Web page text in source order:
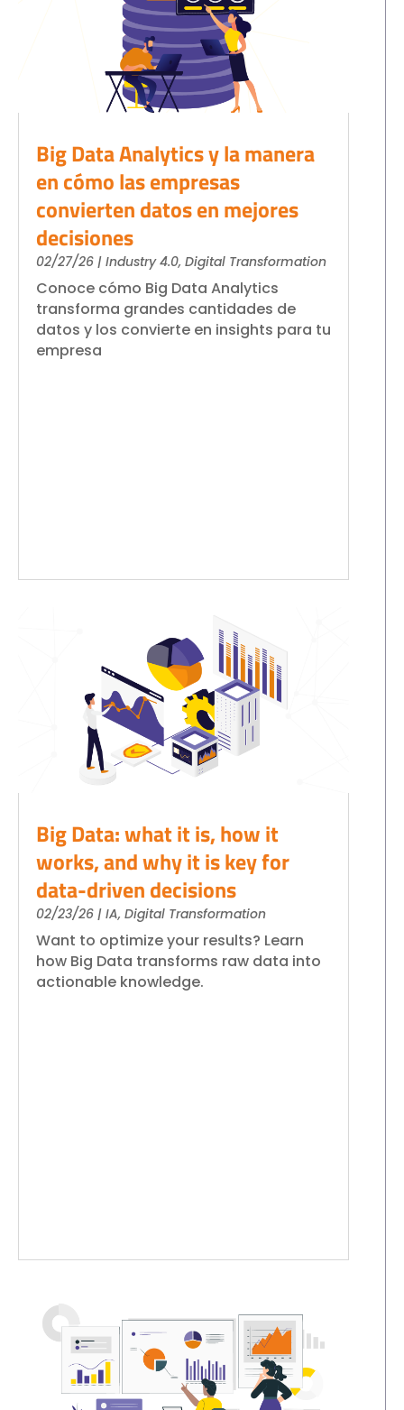
Big Data Analytics y la manera
en cómo las empresas
convierten datos en mejores
decisiones
02/27/26 | Industry 4.0, Digital Transformation
Conoce cómo Big Data Analytics
transforma grandes cantidades de
datos y los convierte en insights para tu
empresa
Big Data: what it is, how it
works, and why it is key for
data-driven decisions
02/23/26 | IA, Digital Transformation
Want to optimize your results? Learn
how Big Data transforms raw data into
actionable knowledge.